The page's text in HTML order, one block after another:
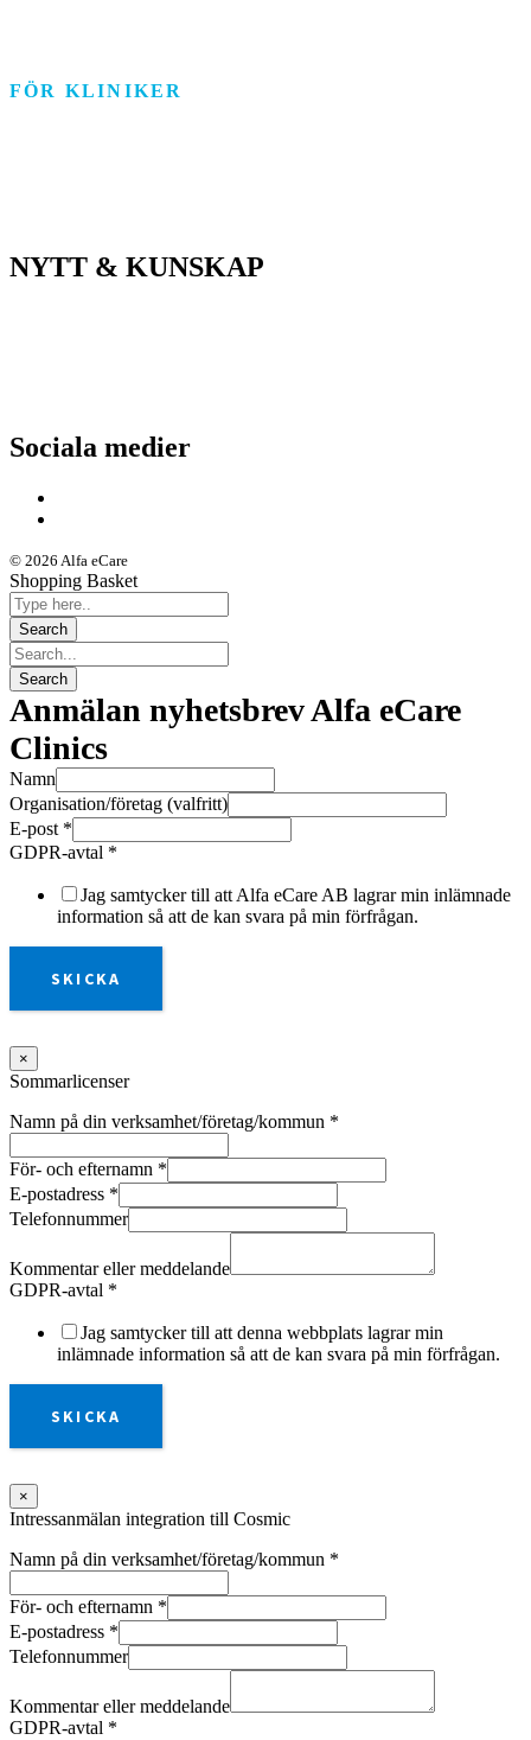
FÖR KLINIKER
NYTT & KUNSKAP
Sociala medier
© 2026 Alfa eCare
Shopping Basket
Anmälan nyhetsbrev Alfa eCare
Clinics
Namn
Organisation/företag (valfritt)
E-post *
GDPR-avtal *
Jag samtycker till att Alfa eCare AB lagrar min inlämnade
information så att de kan svara på min förfrågan.
SKICKA
×
Sommarlicenser
Namn på din verksamhet/företag/kommun *
För- och efternamn *
E-postadress *
Telefonnummer
Kommentar eller meddelande
GDPR-avtal *
Jag samtycker till att denna webbplats lagrar min
inlämnade information så att de kan svara på min förfrågan.
SKICKA
×
Intressanmälan integration till Cosmic
Namn på din verksamhet/företag/kommun *
För- och efternamn *
E-postadress *
Telefonnummer
Kommentar eller meddelande
GDPR-avtal *